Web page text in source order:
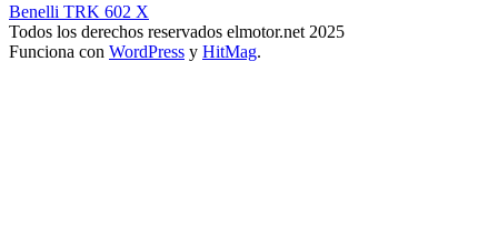
Benelli TRK 602 X
Todos los derechos reservados elmotor.net 2025
Funciona con WordPress y HitMag.